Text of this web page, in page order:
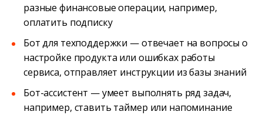
разные финансовые операции, например,
оплатить подписку
Бот для техподдержки — отвечает на вопросы о
настройке продукта или ошибках работы
сервиса, отправляет инструкции из базы знаний
Бот-ассистент — умеет выполнять ряд задач,
например, ставить таймер или напоминание